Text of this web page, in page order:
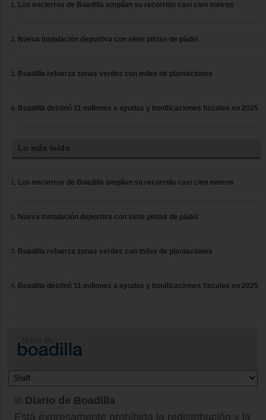
Los encierros de Boadilla amplían su recorrido casi cien metros
Nueva instalación deportiva con siete pistas de pádel
Boadilla refuerza zonas verdes con miles de plantaciones
Boadilla destinó 11 millones a ayudas y bonificaciones fiscales en 2025
Lo más leído
Los encierros de Boadilla amplían su recorrido casi cien metros
Nueva instalación deportiva con siete pistas de pádel
Boadilla refuerza zonas verdes con miles de plantaciones
Boadilla destinó 11 millones a ayudas y bonificaciones fiscales en 2025
© Diario de Boadilla
Está expresamente prohibida la redistribución y la